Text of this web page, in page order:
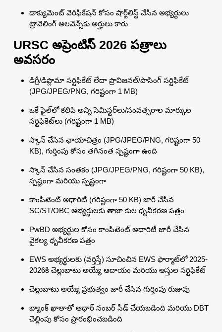
డాక్యుమెంట్ వెరిఫికేషన్ కోసం షార్ట్‌లిస్ట్ చేసిన అభ్యర్థులు
ట్రావెలింగ్ అలవెన్స్‌కు అర్హులు కారు
URSC అప్రెంటిస్ 2026 పత్రాలు
అవసరం
డిగ్రీ/డిప్లొమా సర్టిఫికేట్ లేదా ప్రొవిజనల్/పాసింగ్ సర్టిఫికేట్
(JPG/JPEG/PNG, గరిష్టంగా 1 MB)
ఒకే ఫైల్‌లో కలిపి అన్ని సెమిస్టర్‌లు/సంవత్సరాల మార్కుల
సర్టిఫికెట్‌లు (గరిష్టంగా 1 MB)
స్కాన్ చేసిన ఛాయాచిత్రం (JPG/JPEG/PNG, గరిష్టంగా 50
KB), గుర్తింపు కోసం తగినంత స్పష్టంగా ఉంది
స్కాన్ చేసిన సంతకం (JPG/JPEG/PNG, గరిష్టంగా 50 KB),
స్పష్టంగా మరియు స్పష్టంగా
కాంపిటెంట్ అథారిటీ (గరిష్టంగా 50 KB) జారీ చేసిన
SC/ST/OBC అభ్యర్థులకు తాజా కుల ధృవీకరణ పత్రం
PwBD అభ్యర్థుల కోసం కాంపిటెంట్ అథారిటీ జారీ చేసిన
వైకల్య ధృవీకరణ పత్రం
EWS అభ్యర్థులకు (వర్తిస్తే) సూచించిన EWS ఫార్మాట్‌లో 2025-
2026కి చెల్లుబాటు అయ్యే ఆదాయం మరియు ఆస్తుల సర్టిఫికేట్
చెల్లుబాటు అయ్యే ప్రభుత్వం జారీ చేసిన గుర్తింపు రుజువు
బ్యాంక్ ఖాతాతో ఆధార్ నంబర్ సీడ్ చేయబడింది మరియు DBT
చెల్లింపు కోసం ప్రారంభించబడింది